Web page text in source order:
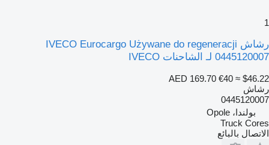
1
رشاش IVECO Eurocargo Używane do regeneracji
0445120007 لـ الشاحنات IVECO
AED 169.70 €40 ≈ $46.22
رشاش
0445120007
بولندا، Opole
Truck Cores
الاتصال بالبائع